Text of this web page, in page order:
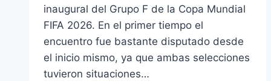
inaugural del Grupo F de la Copa Mundial
FIFA 2026. En el primer tiempo el
encuentro fue bastante disputado desde
el inicio mismo, ya que ambas selecciones
tuvieron situaciones…